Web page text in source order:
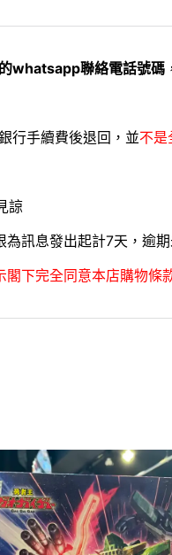
whatsapp聯絡電話號碼
行手續費後退回，並不是
諒
訊息發出起計7天，逾
閣下完全同意本店購物條